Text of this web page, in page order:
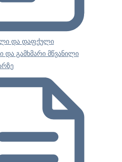
და დაფქული
და გამხმარი მწვანილი